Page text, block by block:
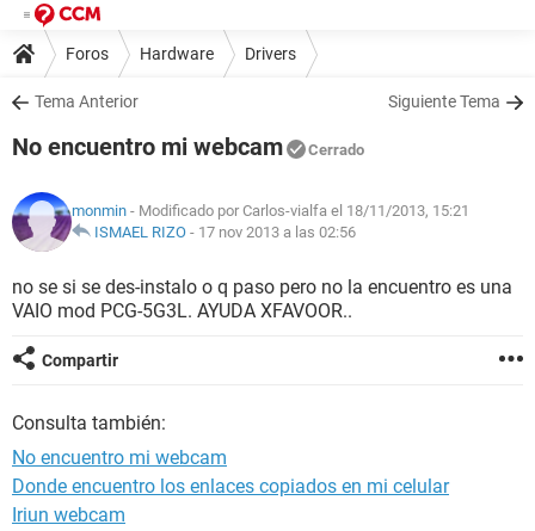
Foros Hardware Drivers
Tema Anterior Siguiente Tema
No encuentro mi webcam Cerrado
monmin - Modificado por Carlos-vialfa el 18/11/2013, 15:21
ISMAEL RIZO - 17 nov 2013 a las 02:56
no se si se des-instalo o q paso pero no la encuentro es una
VAIO mod PCG-5G3L. AYUDA XFAVOOR..
Compartir
Consulta también:
No encuentro mi webcam
Donde encuentro los enlaces copiados en mi celular
Iriun webcam